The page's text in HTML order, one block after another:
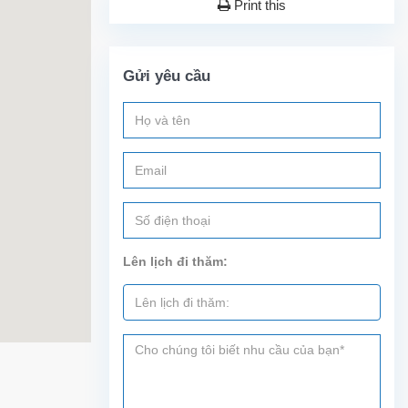
Print this
Gửi yêu cầu
Lên lịch đi thăm: